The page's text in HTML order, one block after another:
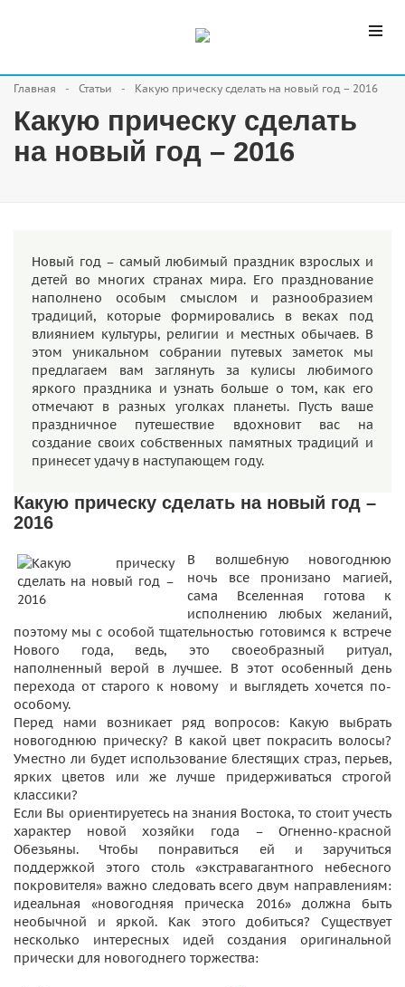
Главная Статьи Какую прическу сделать на новый год – 2016
Какую прическу сделать
на новый год – 2016
Новый год – самый любимый праздник взрослых и
детей во многих странах мира. Его празднование
наполнено особым смыслом и разнообразием
традиций, которые формировались в веках под
влиянием культуры, религии и местных обычаев. В
этом уникальном собрании путевых заметок мы
предлагаем вам заглянуть за кулисы любимого
яркого праздника и узнать больше о том, как его
отмечают в разных уголках планеты. Пусть ваше
праздничное путешествие вдохновит вас на
создание своих собственных памятных традиций и
принесет удачу в наступающем году.
Какую прическу сделать на новый год –
2016
В волшебную новогоднюю
ночь все пронизано магией,
сама Вселенная готова к
исполнению любых желаний,
поэтому мы с особой тщательностью готовимся к встрече
Нового года, ведь, это своеобразный ритуал,
наполненный верой в лучшее. В этот особенный день
перехода от старого к новому и выглядеть хочется по-
особому.
Перед нами возникает ряд вопросов: Какую выбрать
новогоднюю прическу? В какой цвет покрасить волосы?
Уместно ли будет использование блестящих страз, перьев,
ярких цветов или же лучше придерживаться строгой
классики?
Если Вы ориентируетесь на знания Востока, то стоит учесть
характер новой хозяйки года – Огненно-красной
Обезьяны. Чтобы понравиться ей и заручиться
поддержкой этого столь «экстравагантного небесного
покровителя» важно следовать всего двум направлениям:
идеальная «новогодняя прическа 2016» должна быть
необычной и яркой. Как этого добиться? Существует
несколько интересных идей создания оригинальной
прически для новогоднего торжества: